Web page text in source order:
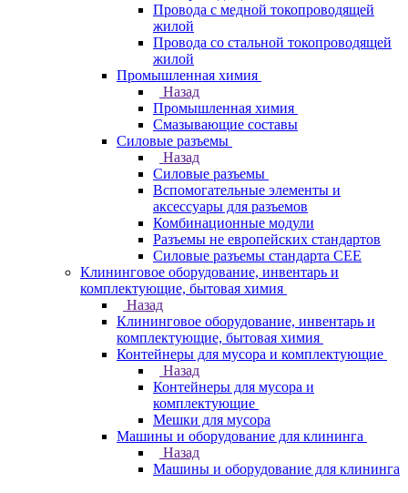
Провода с медной токопроводящей
жилой
Провода со стальной токопроводящей
жилой
Промышленная химия
Назад
Промышленная химия
Смазывающие составы
Силовые разъемы
Назад
Силовые разъемы
Вспомогательные элементы и
аксессуары для разъемов
Комбинационные модули
Разъемы не европейских стандартов
Силовые разъемы стандарта CEE
Клининговое оборудование, инвентарь и
комплектующие, бытовая химия
Назад
Клининговое оборудование, инвентарь и
комплектующие, бытовая химия
Контейнеры для мусора и комплектующие
Назад
Контейнеры для мусора и
комплектующие
Мешки для мусора
Машины и оборудование для клининга
Назад
Машины и оборудование для клининга